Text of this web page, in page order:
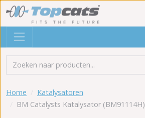
Home
Katalysatoren
BM Catalysts Katalysator (BM91114H)